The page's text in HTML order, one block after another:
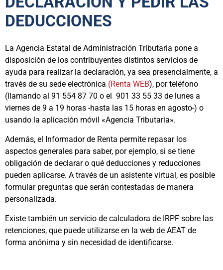
DEDUCCIONES
La Agencia Estatal de Administración Tributaria pone a
disposición de los contribuyentes distintos servicios de
ayuda para realizar la declaración, ya sea presencialmente, a
través de su sede electrónica (Renta WEB), por teléfono
(llamando al 91 554 87 70 o el 901 33 55 33 de lunes a
viernes de 9 a 19 horas -hasta las 15 horas en agosto-) o
usando la aplicación móvil «Agencia Tributaria».
Además, el Informador de Renta permite repasar los
aspectos generales para saber, por ejemplo, si se tiene
obligación de declarar o qué deducciones y reducciones
pueden aplicarse. A través de un asistente virtual, es posible
formular preguntas que serán contestadas de manera
personalizada.
Existe también un servicio de calculadora de IRPF sobre las
retenciones, que puede utilizarse en la web de AEAT de
forma anónima y sin necesidad de identificarse.